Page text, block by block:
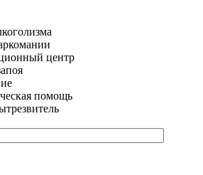
центр
помощь